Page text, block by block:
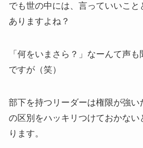
でも世の中には、言っていいこと
ありますよね？
「何をいまさら？」なーんて声も
ですが（笑）
部下を持つリーダーは権限が強い
の区別をハッキリつけておかない
ります。